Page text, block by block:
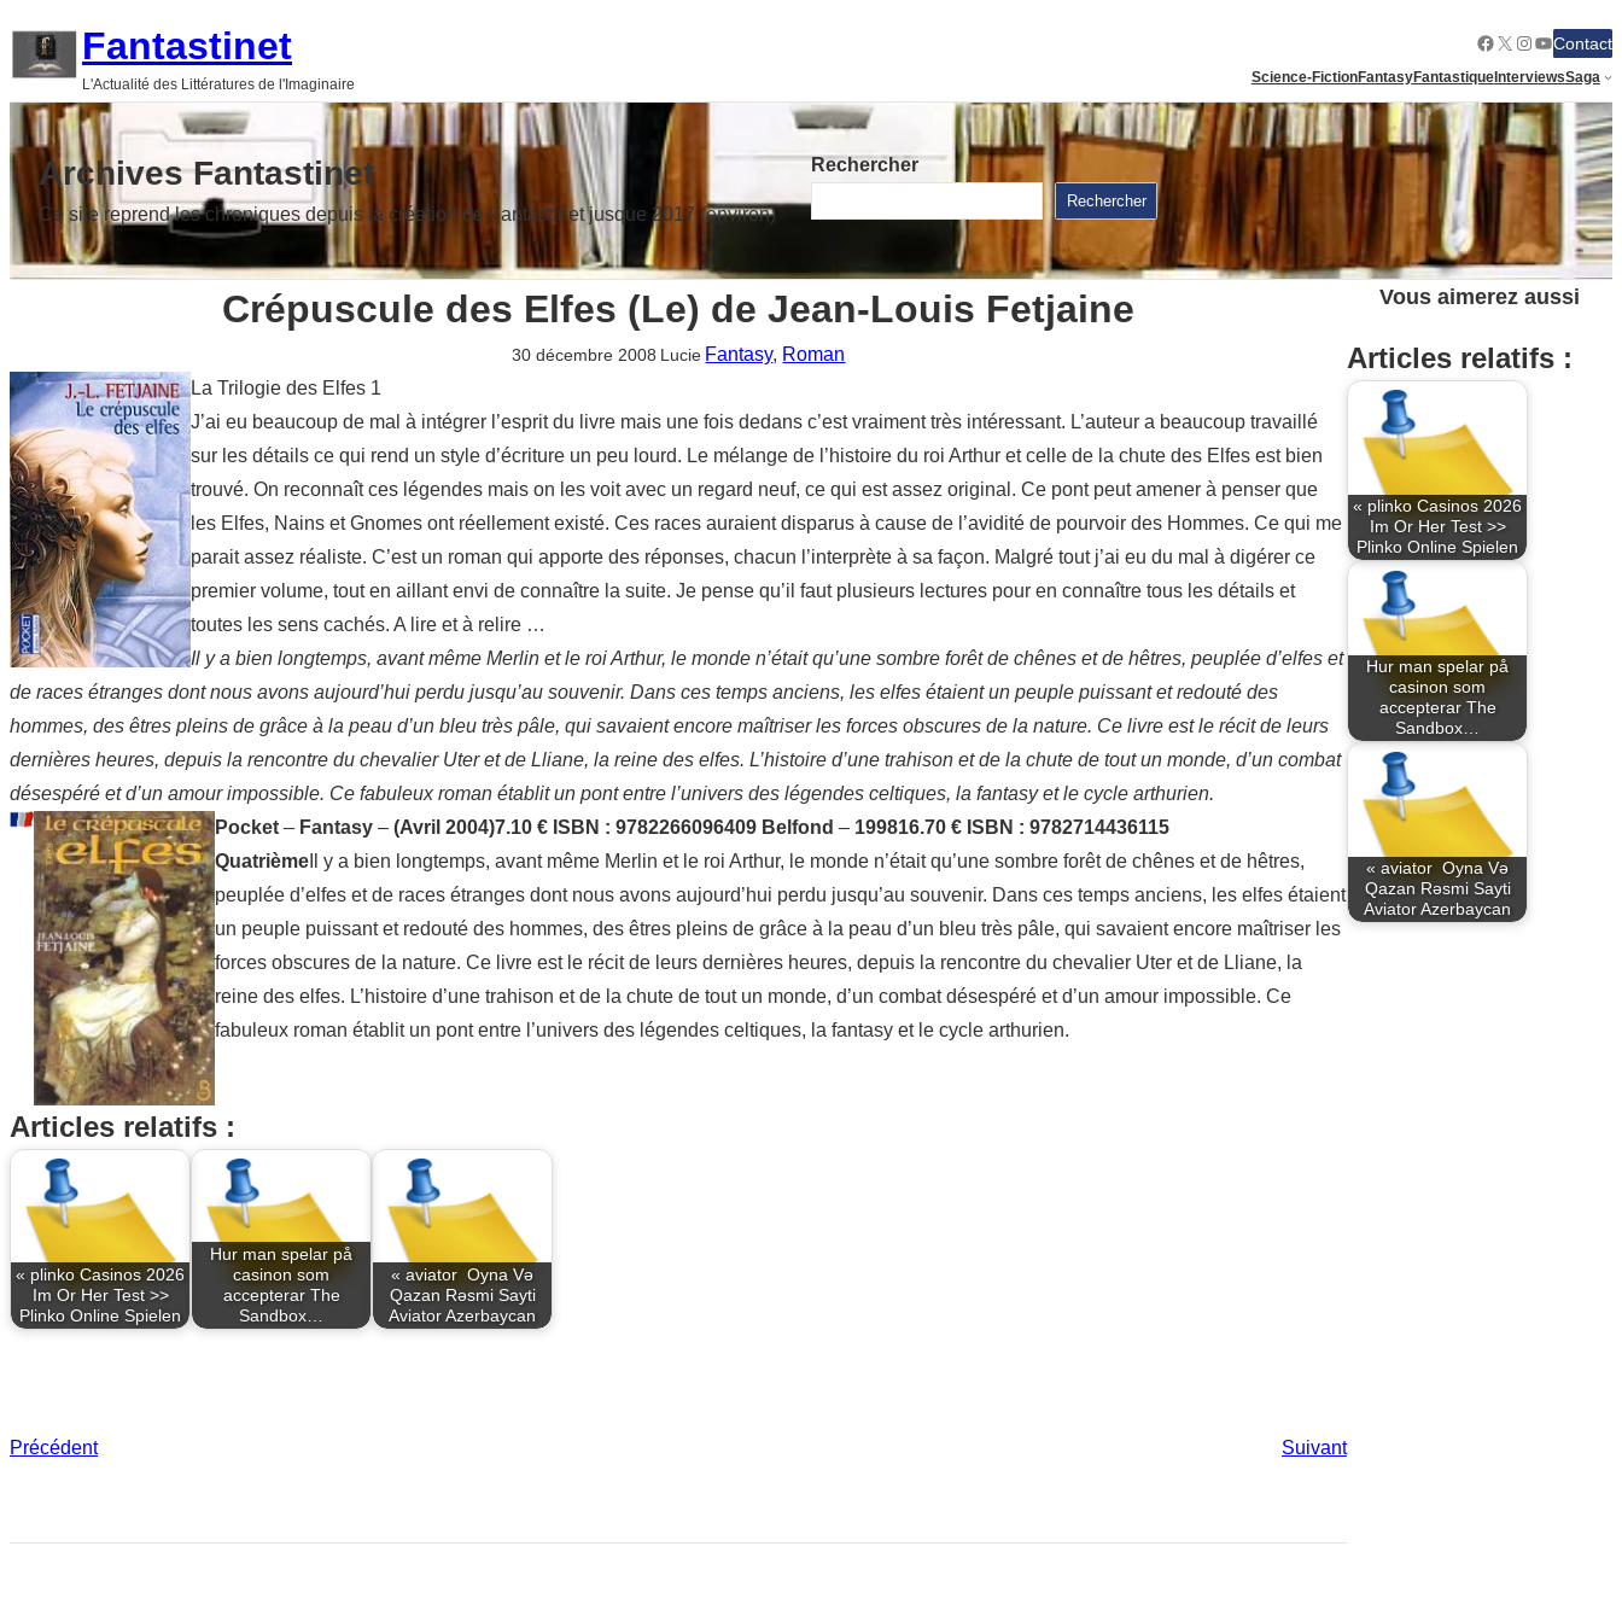
Fantastinet
L'Actualité des Littératures de l'Imaginaire
Facebook
X Instagram
YouTube
Contact
Science-FictionFantasyFantastiqueInterviewsSaga
Archives Fantastinet
Ce site reprend les chroniques depuis la création de Fantastinet jusque 2017 (environ)
Rechercher
Rechercher
Crépuscule des Elfes (Le) de Jean-Louis Fetjaine
30 décembre 2008 Lucie Fantasy, Roman
La Trilogie des Elfes 1
J’ai eu beaucoup de mal à intégrer l’esprit du livre mais une fois dedans c’est vraiment très intéressant. L’auteur a beaucoup travaillé
sur les détails ce qui rend un style d’écriture un peu lourd. Le mélange de l’histoire du roi Arthur et celle de la chute des Elfes est bien
trouvé. On reconnaît ces légendes mais on les voit avec un regard neuf, ce qui est assez original. Ce pont peut amener à penser que
les Elfes, Nains et Gnomes ont réellement existé. Ces races auraient disparus à cause de l’avidité de pourvoir des Hommes. Ce qui me
parait assez réaliste. C’est un roman qui apporte des réponses, chacun l’interprète à sa façon. Malgré tout j’ai eu du mal à digérer ce
premier volume, tout en aillant envi de connaître la suite. Je pense qu’il faut plusieurs lectures pour en connaître tous les détails et
toutes les sens cachés. A lire et à relire …
Il y a bien longtemps, avant même Merlin et le roi Arthur, le monde n’était qu’une sombre forêt de chênes et de hêtres, peuplée d’elfes et
de races étranges dont nous avons aujourd’hui perdu jusqu’au souvenir. Dans ces temps anciens, les elfes étaient un peuple puissant et redouté des
hommes, des êtres pleins de grâce à la peau d’un bleu très pâle, qui savaient encore maîtriser les forces obscures de la nature. Ce livre est le récit de leurs
dernières heures, depuis la rencontre du chevalier Uter et de Lliane, la reine des elfes. L’histoire d’une trahison et de la chute de tout un monde, d’un combat
désespéré et d’un amour impossible. Ce fabuleux roman établit un pont entre l’univers des légendes celtiques, la fantasy et le cycle arthurien.
Pocket – Fantasy – (Avril 2004)7.10 € ISBN : 9782266096409 Belfond – 199816.70 € ISBN : 9782714436115
Quatrième Il y a bien longtemps, avant même Merlin et le roi Arthur, le monde n’était qu’une sombre forêt de chênes et de hêtres,
peuplée d’elfes et de races étranges dont nous avons aujourd’hui perdu jusqu’au souvenir. Dans ces temps anciens, les elfes étaient
un peuple puissant et redouté des hommes, des êtres pleins de grâce à la peau d’un bleu très pâle, qui savaient encore maîtriser les
forces obscures de la nature. Ce livre est le récit de leurs dernières heures, depuis la rencontre du chevalier Uter et de Lliane, la
reine des elfes. L’histoire d’une trahison et de la chute de tout un monde, d’un combat désespéré et d’un amour impossible. Ce
fabuleux roman établit un pont entre l’univers des légendes celtiques, la fantasy et le cycle arthurien.
Articles relatifs :
« plinko Casinos 2026
Im Or Her Test >>
Plinko Online Spielen
Hur man spelar på
casinon som
accepterar The
Sandbox…
« aviator ️ Oyna Və
Qazan Rəsmi Sayti
Aviator Azerbaycan
Précédent Suivant
Vous aimerez aussi
Articles relatifs :
« plinko Casinos 2026
Im Or Her Test >>
Plinko Online Spielen
Hur man spelar på
casinon som
accepterar The
Sandbox…
« aviator ️ Oyna Və
Qazan Rəsmi Sayti
Aviator Azerbaycan